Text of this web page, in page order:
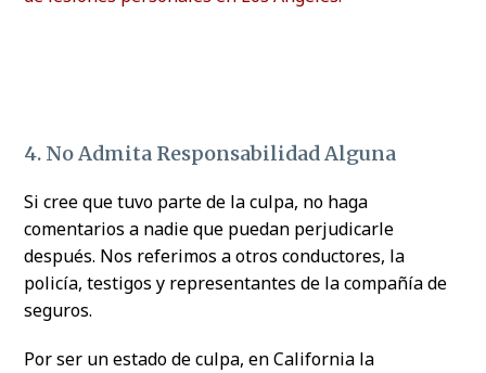
4. No Admita Responsabilidad Alguna
Si cree que tuvo parte de la culpa, no haga
comentarios a nadie que puedan perjudicarle
después. Nos referimos a otros conductores, la
policía, testigos y representantes de la compañía de
seguros.
Por ser un estado de culpa, en California la